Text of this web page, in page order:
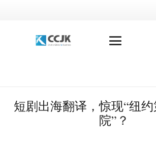
短剧出海翻译，惊现“纽
院”？